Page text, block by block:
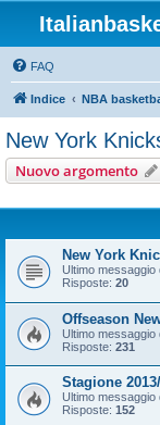
FAQ
Indice NBA
New York
Nuovo argomento
New York
Ultimo messaggio
Risposte: 20
Offseason
Ultimo messaggio
Risposte: 231
Stagione
Ultimo messaggio
Risposte: 152